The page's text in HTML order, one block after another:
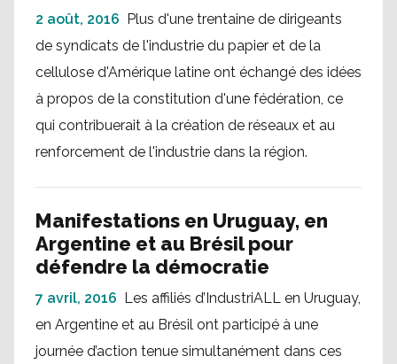
2 août, 2016 Plus d'une trentaine de dirigeants
de syndicats de l'industrie du papier et de la
cellulose d'Amérique latine ont échangé des idées
à propos de la constitution d'une fédération, ce
qui contribuerait à la création de réseaux et au
renforcement de l'industrie dans la région.
Manifestations en Uruguay, en
Argentine et au Brésil pour
défendre la démocratie
7 avril, 2016 Les affiliés d’IndustriALL en Uruguay,
en Argentine et au Brésil ont participé à une
journée d’action tenue simultanément dans ces